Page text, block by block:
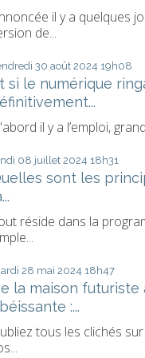
il y a quelques
de...
30 août 2024 19h08
si le numérique
il y a l’emploi,
08 juillet 2024 18h31
sont les
réside dans la
28 mai 2024 18h47
la maison futuriste
:...
tous les clichés